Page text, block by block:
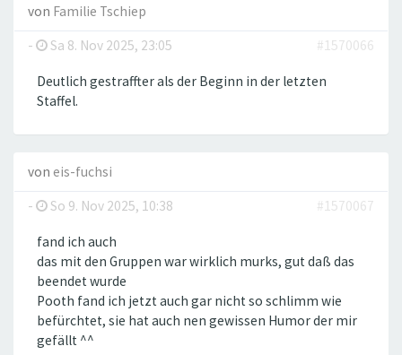
von Familie Tschiep
-
Sa 8. Nov 2025, 23:05 #1570066
Deutlich gestraffter als der Beginn in der letzten
Staffel.
von eis-fuchsi
-
So 9. Nov 2025, 10:38 #1570067
fand ich auch
das mit den Gruppen war wirklich murks, gut daß das
beendet wurde
Pooth fand ich jetzt auch gar nicht so schlimm wie
befürchtet, sie hat auch nen gewissen Humor der mir
gefällt ^^